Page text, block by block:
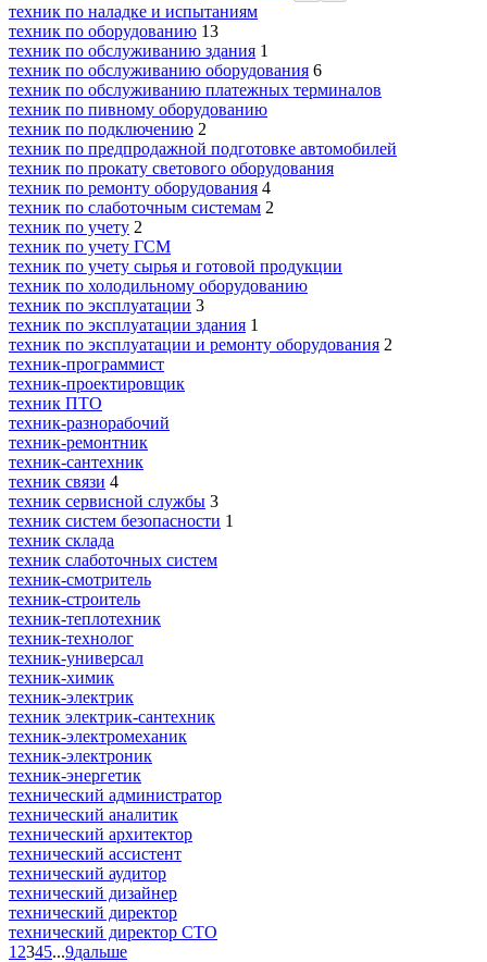
техник по наладке и испытаниям
техник по оборудованию 13
техник по обслуживанию здания 1
техник по обслуживанию оборудования 6
техник по обслуживанию платежных терминалов
техник по пивному оборудованию
техник по подключению 2
техник по предпродажной подготовке автомобилей
техник по прокату светового оборудования
техник по ремонту оборудования 4
техник по слаботочным системам 2
техник по учету 2
техник по учету ГСМ
техник по учету сырья и готовой продукции
техник по холодильному оборудованию
техник по эксплуатации 3
техник по эксплуатации здания 1
техник по эксплуатации и ремонту оборудования 2
техник-программист
техник-проектировщик
техник ПТО
техник-разнорабочий
техник-ремонтник
техник-сантехник
техник связи 4
техник сервисной службы 3
техник систем безопасности 1
техник склада
техник слаботочных систем
техник-смотритель
техник-строитель
техник-теплотехник
техник-технолог
техник-универсал
техник-химик
техник-электрик
техник электрик-сантехник
техник-электромеханик
техник-электроник
техник-энергетик
технический администратор
технический аналитик
технический архитектор
технический ассистент
технический аудитор
технический дизайнер
технический директор
технический директор CTO
1 2345...9дальше